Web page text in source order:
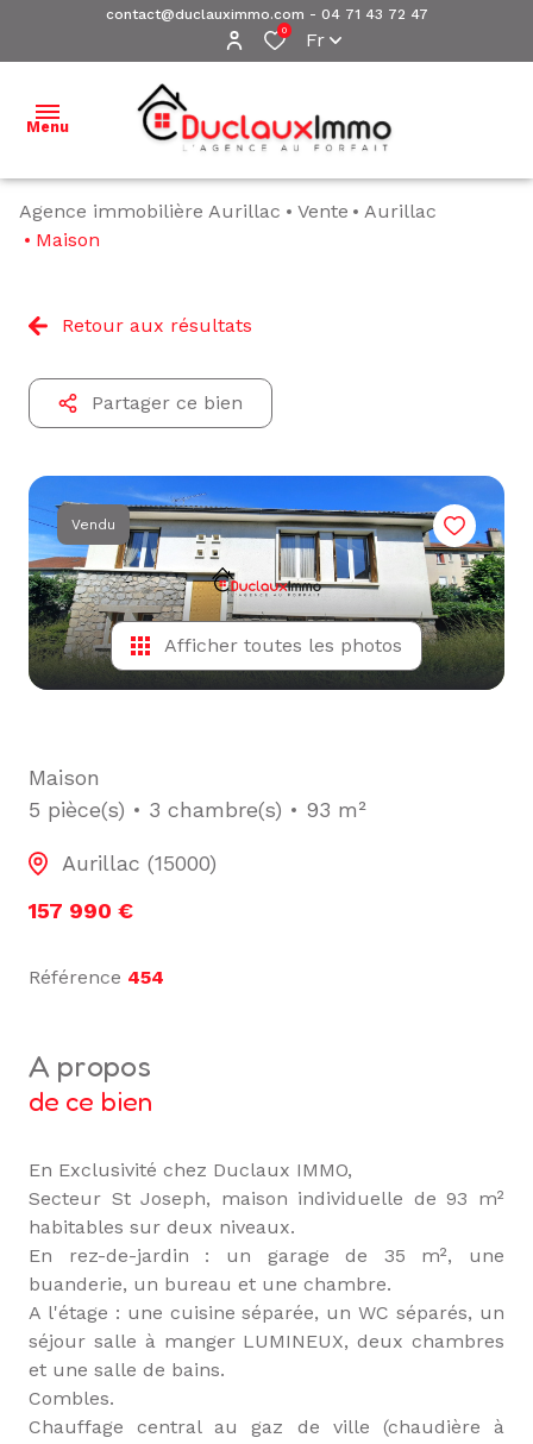
contact@duclauximmo.com - 04 71 43 72 47
0 Fr
Menu
ACCUEIL
BIENS À
VENDRE
NOS
BIENS
ESTIMATION
L'ÉQUIPE
ALERTE
E-MAIL
Agence immobilière Aurillac Vente
Aurillac
Maison
Retour aux résultats
Partager ce bien
Vendu
Afficher toutes les photos
Maison
5 pièce(s)
3 chambre(s) 93 m²
Aurillac (15000)
157 990 €
Référence 454
a propos
de ce bien
En Exclusivité chez Duclaux IMMO,
Secteur St Joseph, maison individuelle de 93 m²
habitables sur deux niveaux.
En rez-de-jardin : un garage de 35 m², une
buanderie, un bureau et une chambre.
A l'étage : une cuisine séparée, un WC séparés, un
séjour salle à manger LUMINEUX, deux chambres
et une salle de bains.
Combles.
Chauffage central au gaz de ville (chaudière à